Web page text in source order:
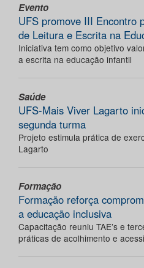
Evento
UFS promove III Encontro
de Leitura e Escrita na
Iniciativa tem como objetivo
a escrita na educação infantil
Saúde
UFS-Mais Viver Lagarto
segunda turma
Projeto estimula prática de
Lagarto
Formação
Formação reforça
a educação inclusiva
Capacitação reuniu TAE’s e
práticas de acolhimento e